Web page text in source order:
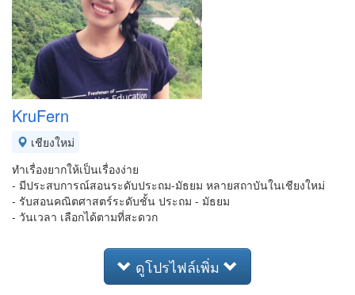
KruFern
เชียงใหม่
ทำเรื่องยากให้เป็นเรื่องง่าย
- มีประสบการณ์สอนระดับประถม-มัธยม หลายสถาบันในเชียงใหม่
- รับสอนคณิตศาสตร์ระดับชั้น ประถม - มัธยม
- วันเวลา เลือกได้ตามที่สะดวก
ดูโปรไฟล์เพิ่ม